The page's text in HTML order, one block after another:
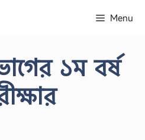
Menu
১ম বর্ষ